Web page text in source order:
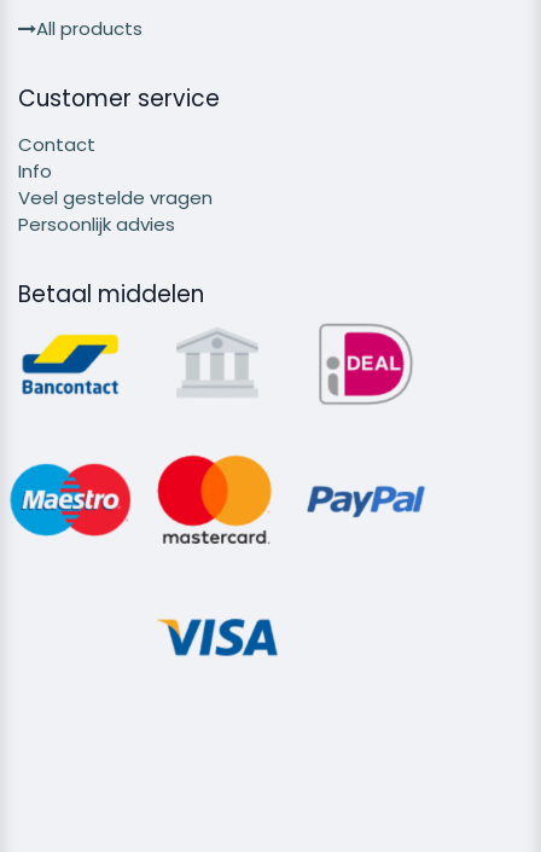
All products
Customer service
Contact
Info
Veel gestelde vragen
Persoonlijk advies
Betaal middelen